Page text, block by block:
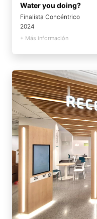
Water you doing?
Finalista Concéntrico
2024
+ Más información